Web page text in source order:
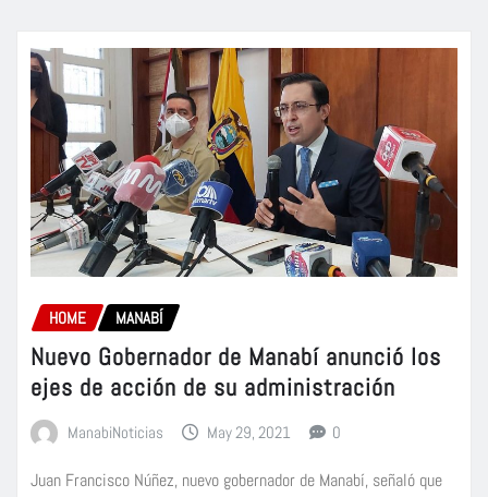
HOME MANABÍ
Nuevo Gobernador de Manabí anunció los
ejes de acción de su administración
ManabiNoticias May 29, 2021 0
Juan Francisco Núñez, nuevo gobernador de Manabí, señaló que